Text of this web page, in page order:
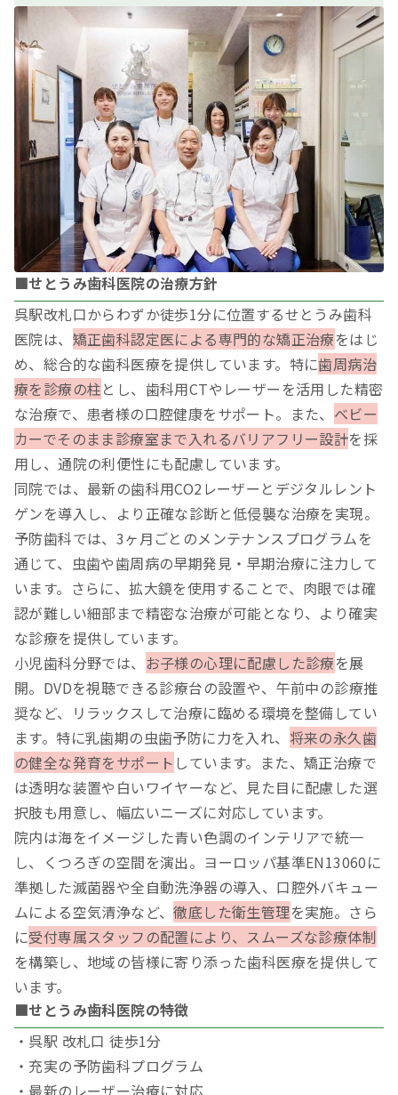
■せとうみ歯科医院の治療方針
呉駅改札口からわずか徒歩1分に位置するせとうみ歯科
医院は、 矯正歯科認定医による専門的な矯正治療をはじ
め、総合的な歯科医療を提供しています。特に歯周病治
療を診療の柱とし、歯科用CTやレーザーを活用した精密
な治療で、患者様の口腔健康をサポート。また、 ベビー
カーでそのまま診療室まで入れるバリアフリー設計を採
用し、通院の利便性にも配慮しています。
同院では、最新の歯科用CO2レーザーとデジタルレント
ゲンを導入し、より正確な診断と低侵襲な治療を実現。
予防歯科では、3ヶ月ごとのメンテナンスプログラムを
通じて、虫歯や歯周病の早期発見・早期治療に注力して
います。さらに、拡大鏡を使用することで、肉眼では確
認が難しい細部まで精密な治療が可能となり、より確実
な診療を提供しています。
小児歯科分野では、 お子様の心理に配慮した診療を展
開。DVDを視聴できる診療台の設置や、午前中の診療推
奨など、リラックスして治療に臨める環境を整備してい
ます。特に乳歯期の虫歯予防に力を入れ、 将来の永久歯
の健全な発育をサポート しています。また、矯正治療で
は透明な装置や白いワイヤーなど、見た目に配慮した選
択肢も用意し、幅広いニーズに対応しています。
院内は海をイメージした青い色調のインテリアで統一
し、くつろぎの空間を演出。ヨーロッパ基準EN13060に
準拠した滅菌器や全自動洗浄器の導入、口腔外バキュー
ムによる空気清浄など、徹底した衛生管理を実施。さら
に受付専属スタッフの配置により、スムーズな診療体制
を構築し、地域の皆様に寄り添った歯科医療を提供して
います。
■せとうみ歯科医院の特徴
・呉駅 改札口 徒歩1分
・充実の予防歯科プログラム